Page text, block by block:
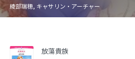
綾部瑞穂, キャサリン・アーチャー
放蕩貴族